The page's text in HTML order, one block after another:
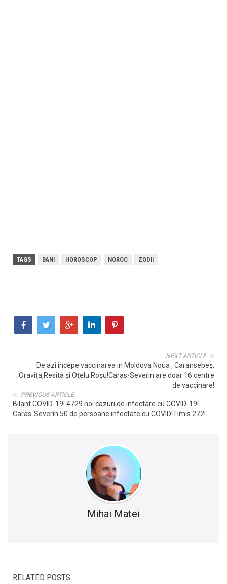
TAGS BANI HOROSCOP NOROC ZODII
NEXT ARTICLE
De azi incepe vaccinarea in Moldova Noua , Caransebeş,
Oraviţa,Resita şi Oţelu Roşu!Caras-Severin are doar 16 centre
de vaccinare!
PREVIOUS ARTICLE
Bilant COVID-19! 4729 noi cazuri de infectare cu COVID-19!
Caras-Severin 50 de persoane infectate cu COVID!Timis 272!
Mihai Matei
RELATED POSTS